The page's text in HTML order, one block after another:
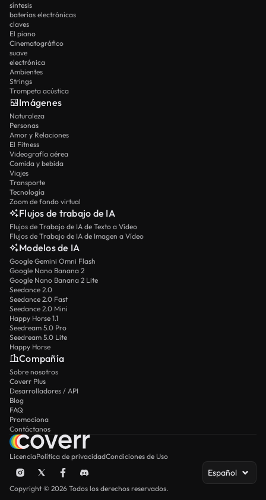
síntesis
baterías electrónicas
claves
El piano
Cinematográfico
suave
electrónica
Ambientes
Strings
Trompeta acústica
Imágenes
Naturaleza
Personas
Amor y Relaciones
El Fitness
Videografía aérea
Comida y bebida
Viajes
Transporte
Tecnología
Zoom de fondo virtual
Flujos de trabajo de IA
Flujos de Trabajo de IA de Texto a Vídeo
Flujos de Trabajo de IA de Imagen a Vídeo
Modelos de IA
Google Gemini Omni Flash
Google Nano Banana 2
Google Nano Banana 2 Lite
Seedance 2.0
Seedance 2.0 Fast
Seedance 2.0 Mini
Happy Horse 1.1
Seedream 5.0 Pro
Seedream 5.0 Lite
Happy Horse
Compañía
Sobre nosotros
Coverr Plus
Desarrolladores / API
Blog
FAQ
Promociona
Contáctanos
LicenciaPolítica de privacidadCondiciones de Uso
Español
Copyright © 2026 Todos los derechos reservados.